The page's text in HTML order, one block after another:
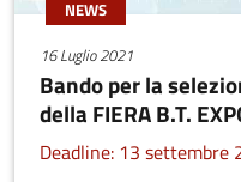
NEWS
16 Luglio 2021
Bando per la
della FIERA B.T.
Deadline: 13 settembre